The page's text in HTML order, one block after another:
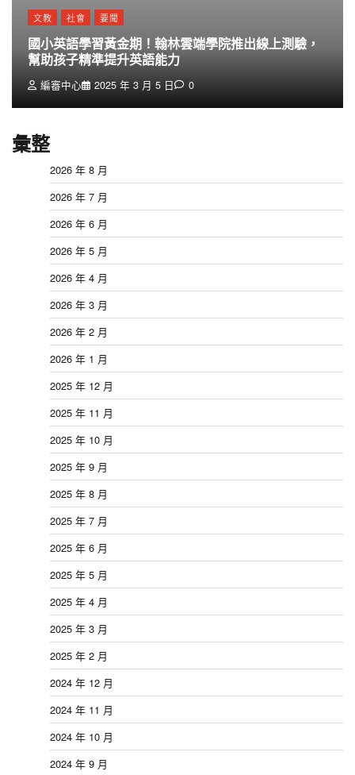
文教 社會 要聞
國小英語學習黃金期！翰林雲端學院推出線上測驗，
幫助孩子精準提升英語能力
編審中心 2025 年 3 月 5 日 0
彙整
2026 年 8 月
2026 年 7 月
2026 年 6 月
2026 年 5 月
2026 年 4 月
2026 年 3 月
2026 年 2 月
2026 年 1 月
2025 年 12 月
2025 年 11 月
2025 年 10 月
2025 年 9 月
2025 年 8 月
2025 年 7 月
2025 年 6 月
2025 年 5 月
2025 年 4 月
2025 年 3 月
2025 年 2 月
2024 年 12 月
2024 年 11 月
2024 年 10 月
2024 年 9 月